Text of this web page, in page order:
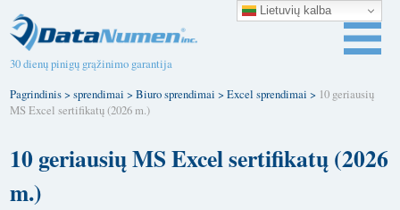
30 dienų pinigų grąžinimo garantija
Pagrindinis>sprendimai >Biuro sprendimai >Excel sprendimai > 10 geriausių
MS Excel sertifikatų (2026 m.)
10 geriausių MS Excel sertifikatų (2026
m.)
Lietuvių kalba